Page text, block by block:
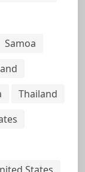
Samoa
Thailand